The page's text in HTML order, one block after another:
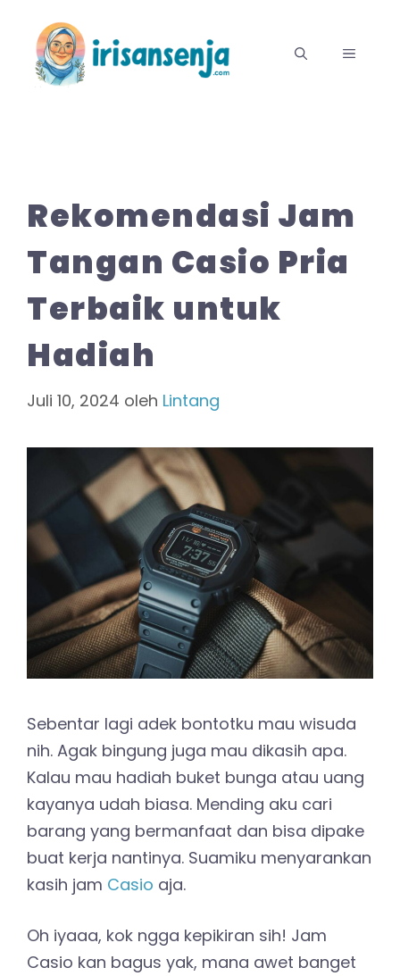
MENU
Rekomendasi Jam
Tangan Casio Pria
Terbaik untuk
Hadiah
Juli 10, 2024 oleh Lintang
Sebentar lagi adek bontotku mau wisuda
nih. Agak bingung juga mau dikasih apa.
Kalau mau hadiah buket bunga atau uang
kayanya udah biasa. Mending aku cari
barang yang bermanfaat dan bisa dipake
buat kerja nantinya. Suamiku menyarankan
kasih jam Casio aja.
Oh iyaaa, kok ngga kepikiran sih! Jam
Casio kan bagus yak, mana awet banget